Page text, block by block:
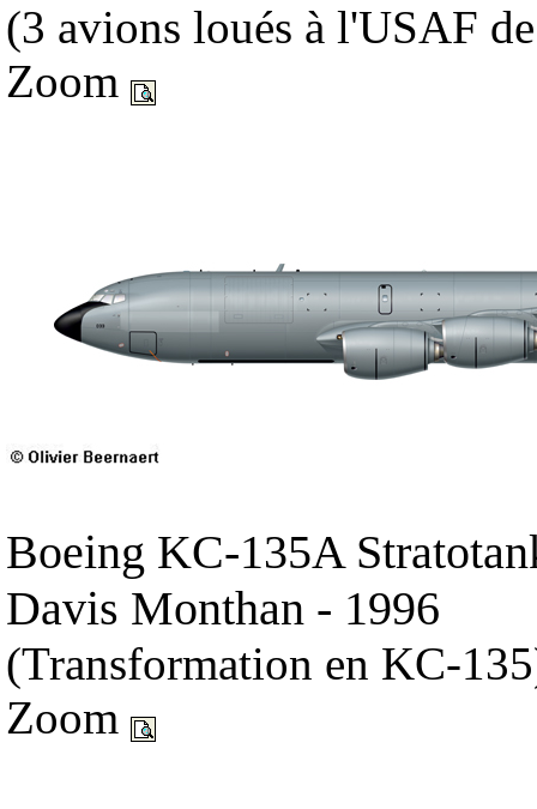
(3 avions loués à l'USAF
Zoom
Boeing KC-135A
Davis Monthan - 1996
(Transformation en KC-
Zoom